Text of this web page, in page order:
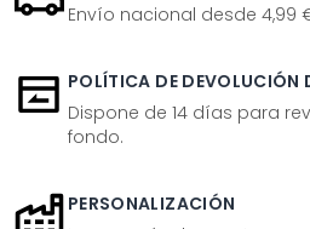
Envío nacional desde 4,99
POLÍTICA DE DEVOLUCIÓN
Dispone de 14 días para
fondo.
PERSONALIZACIÓN